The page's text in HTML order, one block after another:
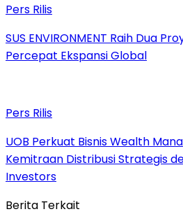
Pers Rilis
SUS ENVIRONMENT Raih Dua
Percepat Ekspansi Global
Pers Rilis
UOB Perkuat Bisnis Wealth
Kemitraan Distribusi Strategis
Investors
Berita Terkait